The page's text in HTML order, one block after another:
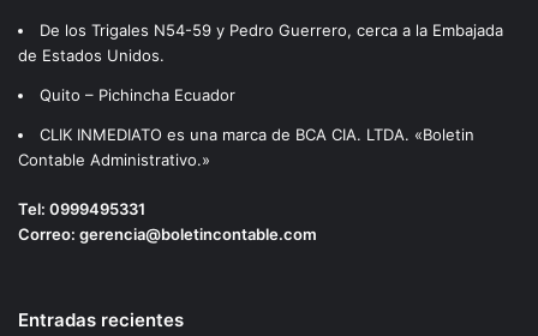
De los Trigales N54-59 y Pedro Guerrero, cerca a la Embajada
de Estados Unidos.
Quito – Pichincha Ecuador
CLIK INMEDIATO es una marca de BCA CIA. LTDA. «Boletin
Contable Administrativo.»
Tel: 0999495331
Correo: gerencia@boletincontable.com
Entradas recientes